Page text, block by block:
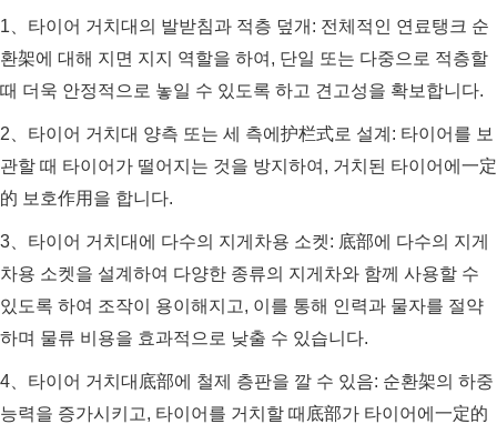
1、타이어 거치대의 발받침과 적층 덮개: 전체적인 연료탱크 순
환架에 대해 지면 지지 역할을 하여, 단일 또는 다중으로 적층할
때 더욱 안정적으로 놓일 수 있도록 하고 견고성을 확보합니다.
2、타이어 거치대 양측 또는 세 측에护栏式로 설계: 타이어를 보
관할 때 타이어가 떨어지는 것을 방지하여, 거치된 타이어에一定
的 보호作用을 합니다.
3、타이어 거치대에 다수의 지게차용 소켓: 底部에 다수의 지게
차용 소켓을 설계하여 다양한 종류의 지게차와 함께 사용할 수
있도록 하여 조작이 용이해지고, 이를 통해 인력과 물자를 절약
하며 물류 비용을 효과적으로 낮출 수 있습니다.
4、타이어 거치대底部에 철제 층판을 깔 수 있음: 순환架의 하중
능력을 증가시키고, 타이어를 거치할 때底部가 타이어에一定的